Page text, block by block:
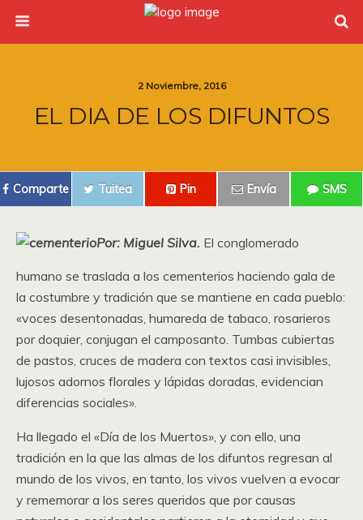
2 Noviembre, 2016
EL DIA DE LOS DIFUNTOS
Comparte Tuitea Pin Envía SMS
Por: Miguel Silva. El conglomerado
humano se traslada a los cementerios haciendo gala de
la costumbre y tradición que se mantiene en cada pueblo:
«voces desentonadas, humareda de tabaco, rosarieros
por doquier, conjugan el camposanto. Tumbas cubiertas
de pastos, cruces de madera con textos casi invisibles,
lujosos adornos florales y lápidas doradas, evidencian
diferencias sociales».
Ha llegado el «Día de los Muertos», y con ello, una
tradición en la que las almas de los difuntos regresan al
mundo de los vivos, en tanto, los vivos vuelven a evocar
y rememorar a los seres queridos que por causas